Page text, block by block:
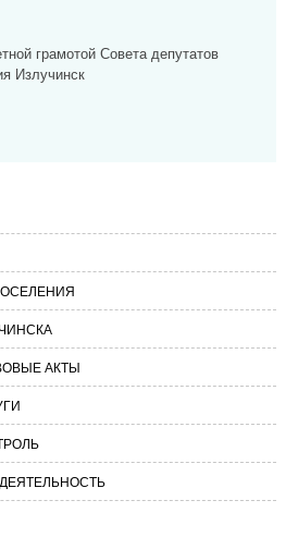
грамотой Совета депутатов
Излучинск
АКТЫ